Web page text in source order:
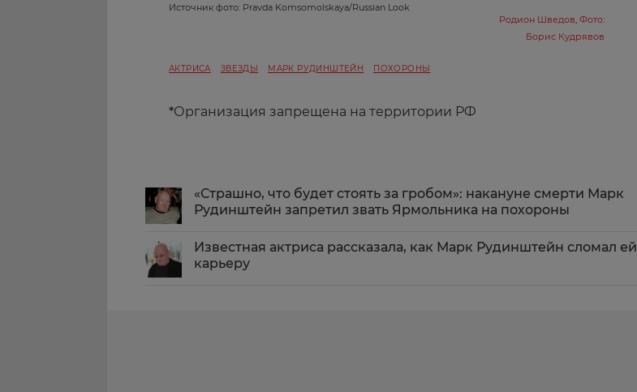
Источник фото: Pravda Komsomolskaya/Russian Look
Родион Шведов ,Фото:
Борис Кудрявов
АКТРИСА ЗВЕЗДЫ МАРК РУДИНШТЕЙН ПОХОРОНЫ
*Организация запрещена на территории РФ
«Страшно, что будет стоять за гробом»: накануне смерти Марк
Рудинштейн запретил звать Ярмольника на похороны
Известная актриса рассказала, как Марк Рудинштейн сломал ей
карьеру